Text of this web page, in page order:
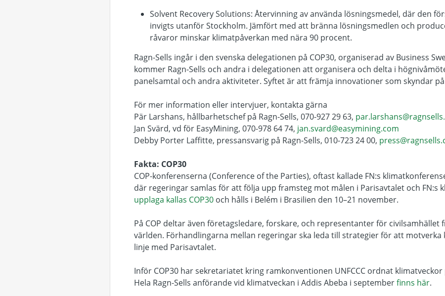
Solvent Recovery Solutions: Återvinning av använda lösningsmedel, där den
invigts utanför Stockholm. Jämfört med att bränna lösningsmedlen och
råvaror minskar klimatpåverkan med nära 90 procent.
Ragn-Sells ingår i den svenska delegationen på COP30, organiserad av Business
kommer Ragn-Sells och andra i delegationen att organisera och delta i
panelsamtal och andra aktiviteter. Syftet är att främja innovationer som skyndar
För mer information eller intervjuer, kontakta gärna
Pär Larshans, hållbarhetschef på Ragn-Sells, 070-927 29 63,
Jan Svärd, vd för EasyMining, 070-978 64 74, jan.svard@easymining.com
Debby Porter Laffitte, pressansvarig på Ragn-Sells, 010-723 24 00,
Fakta: COP30
COP-konferenserna (Conference of the Parties), oftast kallade FN:s
där regeringar samlas för att följa upp framsteg mot målen i Parisavtalet och FN:s
upplaga kallas COP30 och hålls i Belém i Brasilien den 10–21 november.
På COP deltar även företagsledare, forskare, och representanter för civilsamhället
världen. Förhandlingarna mellan regeringar ska leda till strategier för att
linje med Parisavtalet.
Inför COP30 har sekretariatet kring ramkonventionen UNFCCC ordnat
Hela Ragn-Sells anförande vid klimatveckan i Addis Abeba i septemberfinns här.